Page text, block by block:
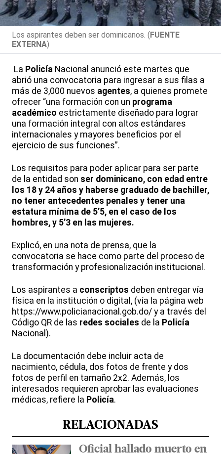
Los aspirantes deben ser dominicanos. (FUENTE
EXTERNA)
La Policía Nacional anunció este martes que
abrió una convocatoria para ingresar a sus filas a
más de 3,000 nuevos agentes, a quienes promete
ofrecer “una formación con un programa
académico estrictamente diseñado para lograr
una formación integral con altos estándares
internacionales y mayores beneficios por el
ejercicio de sus funciones”.
Los requisitos para poder aplicar para ser parte
de la entidad son ser dominicano, con edad entre
los 18 y 24 años y haberse graduado de bachiller,
no tener antecedentes penales y tener una
estatura mínima de 5’5, en el caso de los
hombres, y 5’3 en las mujeres.
Explicó, en una nota de prensa, que la
convocatoria se hace como parte del proceso de
transformación y profesionalización institucional.
Los aspirantes a conscriptos deben entregar vía
física en la institución o digital, (vía la página web
https://www.policianacional.gob.do/ y a través del
Código QR de las redes sociales de la Policía
Nacional).
La documentación debe incluir acta de
nacimiento, cédula, dos fotos de frente y dos
fotos de perfil en tamaño 2x2. Además, los
interesados requieren aprobar las evaluaciones
médicas, refiere la Policía.
RELACIONADAS
Oficial hallado muerto en